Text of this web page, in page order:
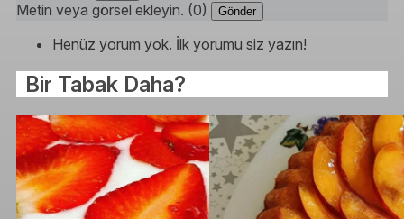
Metin veya görsel ekleyin. (0) Gönder
Henüz yorum yok. İlk yorumu siz yazın!
Bir Tabak Daha?